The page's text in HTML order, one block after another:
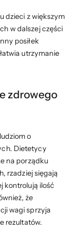
dzieci z większym
w dalszej części
posiłek
utrzymanie
zdrowego
o
Dietetycy
na porządku
rzadziej sięgają
kontrolują ilość
że
wagi sprzyja
rezultatów.